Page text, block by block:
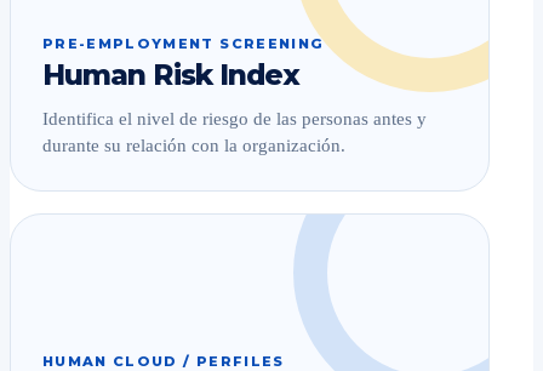
PRE-EMPLOYMENT SCREENING
Human Risk Index
Identifica el nivel de riesgo de las personas antes y
durante su relación con la organización.
HUMAN CLOUD / PERFILES